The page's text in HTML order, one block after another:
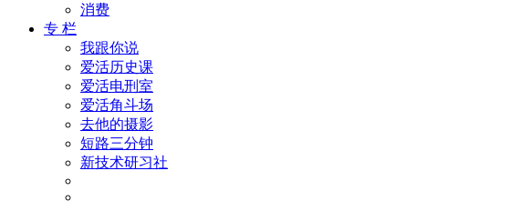
消费
专 栏
我跟你说
爱活历史课
爱活电刑室
爱活角斗场
去他的摄影
短路三分钟
新技术研习社